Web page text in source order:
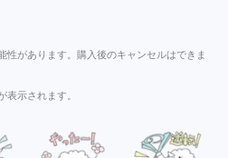
性があります。購入後のキャンセルはできま
表示されます。